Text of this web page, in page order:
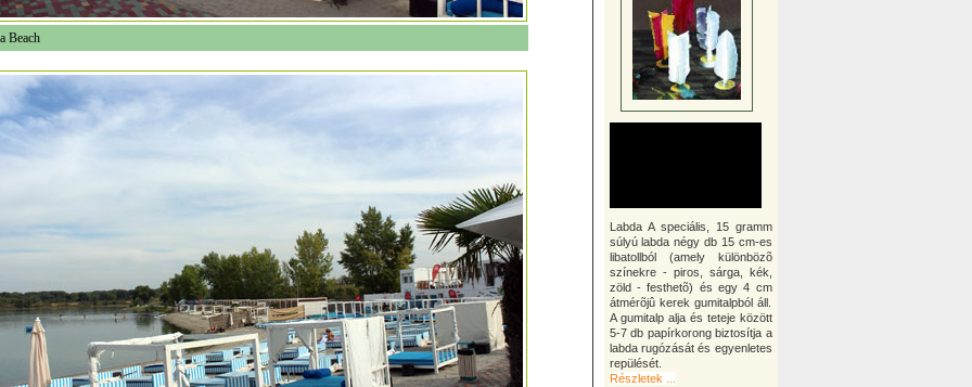
Labda A speciális, 15 gramm
súlyú labda négy db 15 cm-es
libatollból (amely különbözõ
színekre - piros, sárga, kék,
zöld - festhetõ) és egy 4 cm
átmérõjû kerek gumitalpból áll.
A gumitalp alja és teteje között
5-7 db papírkorong biztosítja a
labda rugózását és egyenletes
repülését.
Részletek ...
Beach